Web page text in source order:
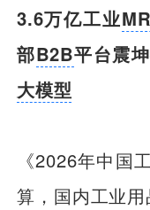
3.6万亿工业
部B2B平台震
大模型
《2026年中国
算，国内工业